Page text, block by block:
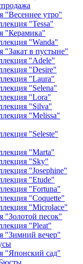
"Весеннее утро"
"Tessa"
"Керамика"
"Wanda"
"Закат в пустыне"
"Adele"
"Desire"
"Laura"
"Selena"
"Lora"
"Silva"
"Melissa"
"Seleste"
"Marta"
"Sky"
"Josephine"
"Etude"
"Fortuna"
"Coquette"
"Microlace"
"Золотой песок"
"Pleat"
"Зимний вечер"
"Японский сад"